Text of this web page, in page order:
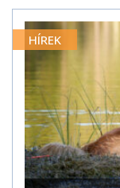
HÍREK